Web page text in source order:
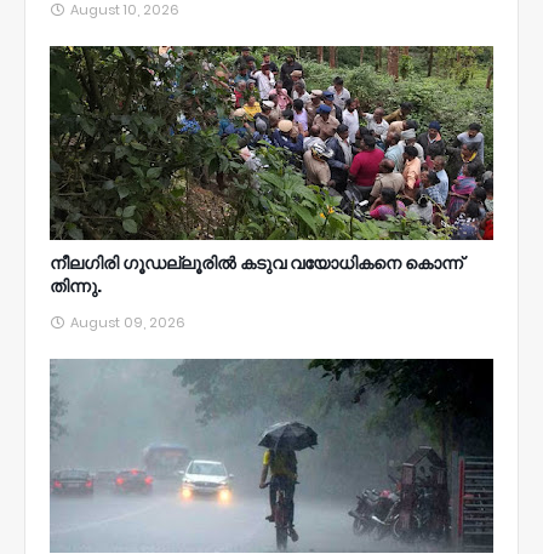
August 10, 2026
നീലഗിരി ഗൂഡല്ലൂരിൽ കടുവ വയോധികനെ കൊന്ന്
തിന്നു.
August 09, 2026